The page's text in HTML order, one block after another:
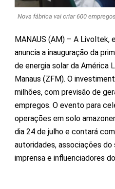
Nova fábrica vai criar 600
MANAUS (AM) – A Livoltek,
anuncia a inauguração da
de energia solar da América
Manaus (ZFM). O
milhões, com previsão de
empregos. O evento para
operações em solo
dia 24 de julho e contará
autoridades, associações
imprensa e influenciadores